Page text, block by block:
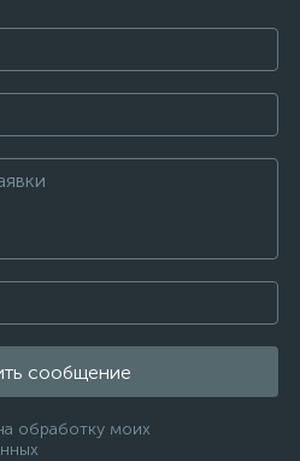
сообщение
обработку моих